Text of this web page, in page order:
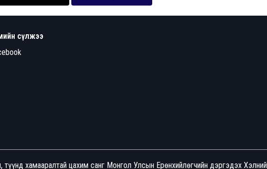
сүлжээ
хамааралтай цахим санг Монгол Улсын Ерөнхийлөгчийн дэргэдэх